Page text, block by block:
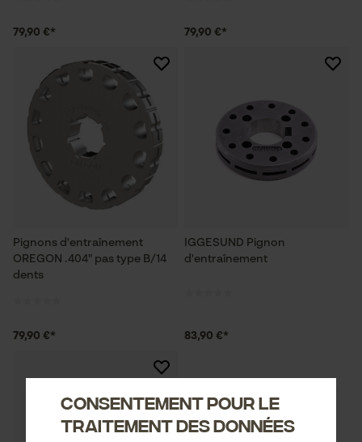
79,90 €* 79,90 €*
Pignons d'entraînement
OREGON .404" pas type B/14
dents
79,90 €*
IGGESUND Pignon
d'entraînement
83,90 €*
Consentement pour le
traitement des données